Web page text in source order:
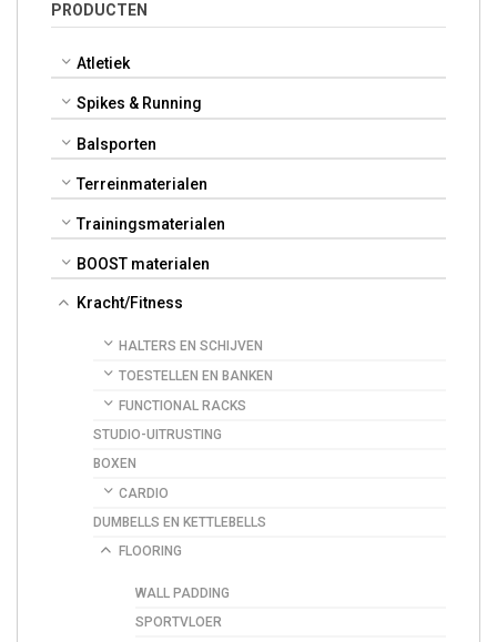
PRODUCTEN
Atletiek
Spikes & Running
Balsporten
Terreinmaterialen
Trainingsmaterialen
BOOST materialen
Kracht/Fitness
HALTERS EN SCHIJVEN
TOESTELLEN EN BANKEN
FUNCTIONAL RACKS
STUDIO-UITRUSTING
BOXEN
CARDIO
DUMBELLS EN KETTLEBELLS
FLOORING
WALL PADDING
SPORTVLOER